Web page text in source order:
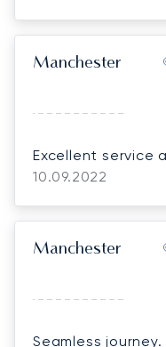
Manchester
Excellent service
10.09.2022
Manchester
Seamless